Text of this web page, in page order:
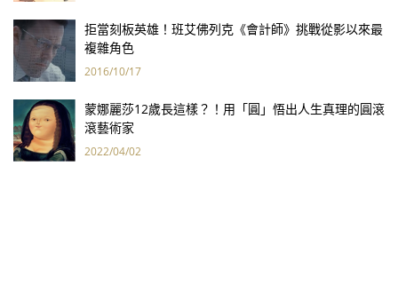
拒當刻板英雄！班艾佛列克《會計師》挑戰從影以來最
複雜角色
2016/10/17
蒙娜麗莎12歲長這樣？！用「圓」悟出人生真理的圓滾
滾藝術家
2022/04/02